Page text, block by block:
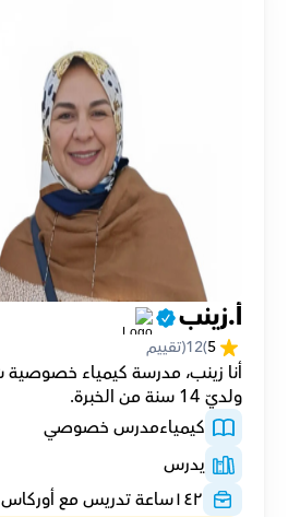
أ.زينب
5
(
12(تقييم
ولديّ 14 سنة من الخبرة.
كيمياءمدرس خصوصي
يدرس
١٤٢ساعة تدريس مع أوركاس